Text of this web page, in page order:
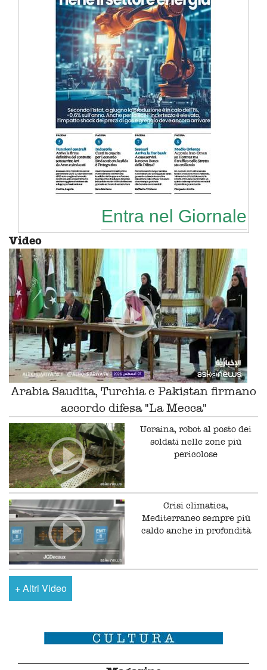
Entra nel Giornale
Video
Arabia Saudita, Turchia e Pakistan firmano
accordo difesa "La Mecca"
Ucraina, robot al posto dei
soldati nelle zone più
pericolose
Crisi climatica,
Mediterraneo sempre più
caldo anche in profondità
+Altri Video